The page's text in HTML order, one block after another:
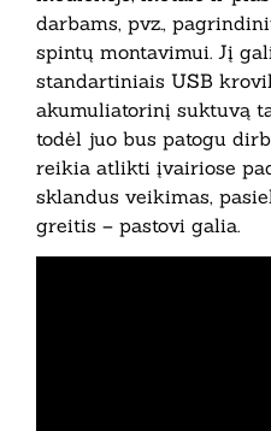
darbams, pvz.,
spintų montavimui. Jį
standartiniais USB
akumuliatorinį suktuvą
todėl juo bus patogu
reikia atlikti įvairiose
sklandus veikimas,
greitis – pastovi galia.